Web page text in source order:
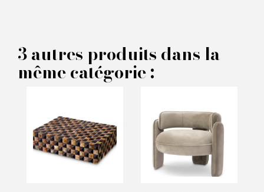
Fauteuil Greta - Eichholtz
Nom*
3 autres produits dans la
même catégorie :